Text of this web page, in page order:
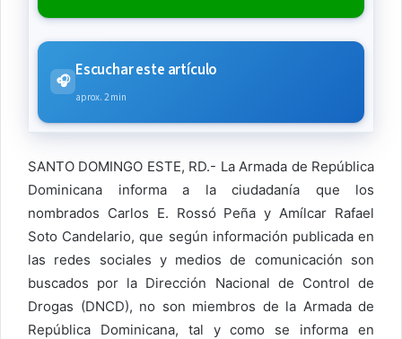
🎧
Escuchar este artículo
aprox. 2 min
SANTO DOMINGO ESTE, RD.- La Armada de República
Dominicana informa a la ciudadanía que los
nombrados Carlos E. Rossó Peña y Amílcar Rafael
Soto Candelario, que según información publicada en
las redes sociales y medios de comunicación son
buscados por la Dirección Nacional de Control de
Drogas (DNCD), no son miembros de la Armada de
República Dominicana, tal y como se informa en